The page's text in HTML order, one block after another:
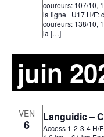
coureurs: 107/10,
la ligne U17 H/F:
coureurs: 138/10,
la […]
juin
VEN
6
Languidic –
Access 1-2-3-4 H/